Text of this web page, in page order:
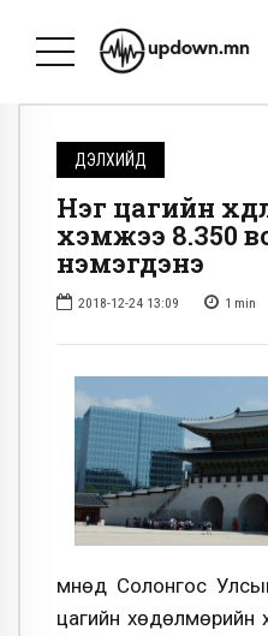
ДЭЛХИЙД
Нэг цагийн
хэмжээ 8.350
нэмэгдэнэ
2018-12-24 13:09 1 min
Өмнөд Солонгос
цагийн хөдөлмөрийн